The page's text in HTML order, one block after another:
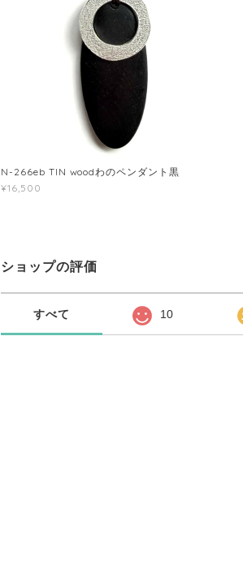
N-266eb TIN woodわのペンダント黒
¥16,500
ショップの評価
すべて 10